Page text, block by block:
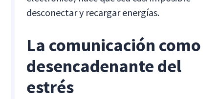
desconectar y recargar energías.
La comunicación como
desencadenante del
estrés